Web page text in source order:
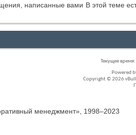
В этой теме
Текущее время:
Powered
Copyright © 2026
менеджмент», 1998–2023